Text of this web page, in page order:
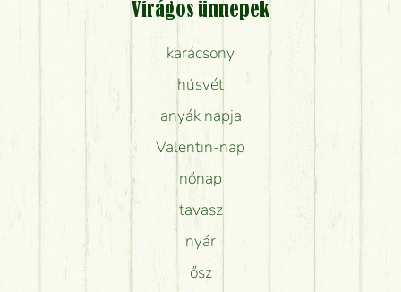
Virágos ünnepek
karácsony
húsvét
anyák napja
Valentin-nap
nőnap
tavasz
nyár
ősz